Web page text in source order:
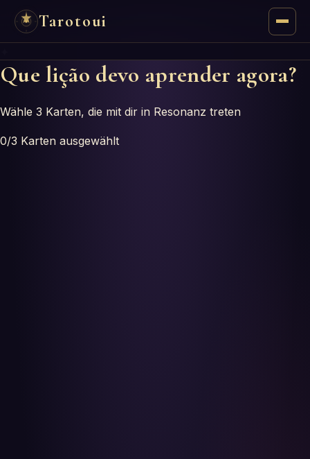
Tarotoui
Oráculos
Que lição devo aprender agora?
Wähle 3 Karten, die mit dir in Resonanz treten
0/3 Karten ausgewählt